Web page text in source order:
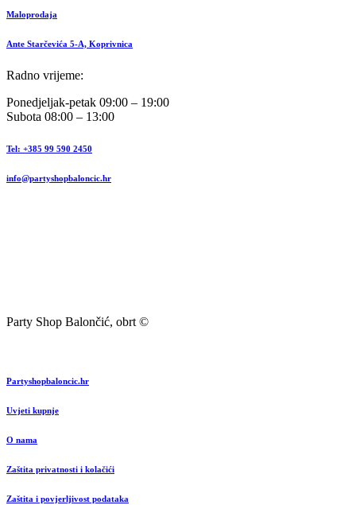
Maloprodaja
Ante Starčevića 5-A, Koprivnica
Radno vrijeme:
Ponedjeljak-petak 09:00 – 19:00
Subota 08:00 – 13:00
Tel: +385 99 590 2450
info@partyshopbaloncic.hr
Party Shop Balončić, obrt ©
Partyshopbaloncic.hr
Uvjeti kupnje
O nama
Zaštita privatnosti i kolačići
Zaštita i povjerljivost podataka